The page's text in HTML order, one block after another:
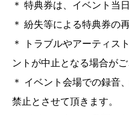
＊ 特典券は、イベント当
＊ 紛失等による特典券の
＊ トラブルやアーティス
ントが中止となる場合がご
＊ イベント会場での録音
禁止とさせて頂きます。